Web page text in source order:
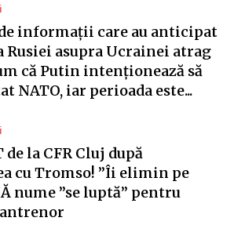
informații care au anticipat
Rusiei asupra Ucrainei atrag
că Putin intenționează să
NATO, iar perioada este...
de la CFR Cluj după
cu Tromso! ”Îi elimin pe
nume ”se luptă” pentru